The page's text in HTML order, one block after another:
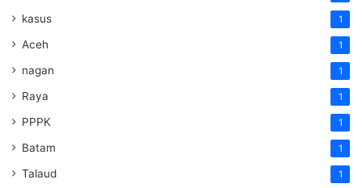
kasus 1
Aceh 1
nagan 1
Raya 1
PPPK 1
Batam 1
Talaud 1